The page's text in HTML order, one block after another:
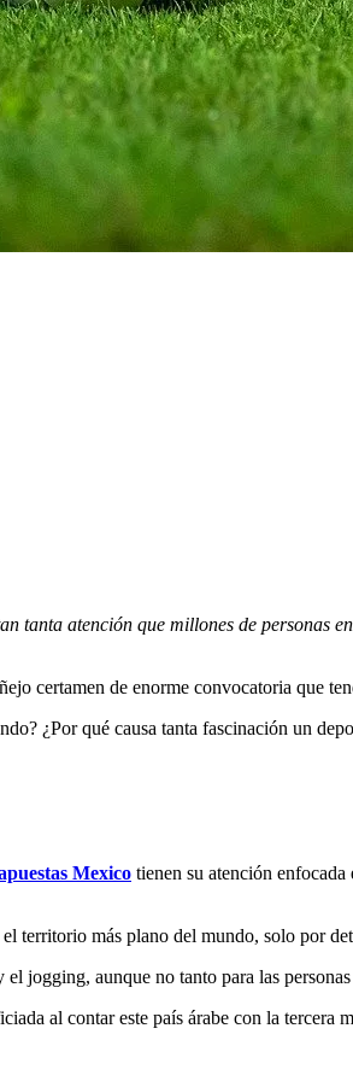
tanta atención que millones de personas
certamen de enorme convocatoria que
¿Por qué causa tanta fascinación un
Mexico tienen su atención
territorio más plano del mundo, solo por
jogging, aunque no tanto para las
al contar este país árabe con la